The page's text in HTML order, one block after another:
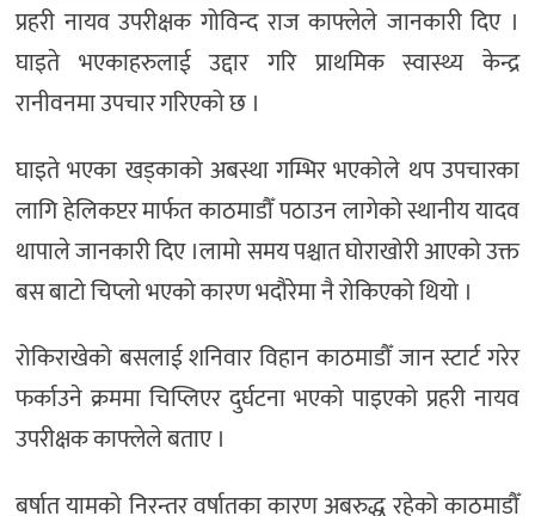
प्रहरी नायव उपरीक्षक गोविन्द राज काफ्लेले जानकारी दिए ।
घाइते भएकाहरुलाई उद्दार गरि प्राथमिक स्वास्थ्य केन्द्र
रानीवनमा उपचार गरिएको छ ।
घाइते भएका खड्काको अबस्था गम्भिर भएकोले थप उपचारका
लागि हेलिकप्टर मार्फत काठमाडौँ पठाउन लागेको स्थानीय यादव
थापाले जानकारी दिए ।लामो समय पश्चात घोराखोरी आएको उक्त
बस बाटो चिप्लो भएको कारण भदौरेमा नै रोकिएको थियो ।
रोकिराखेको बसलाई शनिवार विहान काठमाडौँ जान स्टार्ट गरेर
फर्काउने क्रममा चिप्लिएर दुर्घटना भएको पाइएको प्रहरी नायव
उपरीक्षक काफ्लेले बताए ।
बर्षात यामको निरन्तर वर्षातका कारण अबरुद्ध रहेको काठमाडौँ